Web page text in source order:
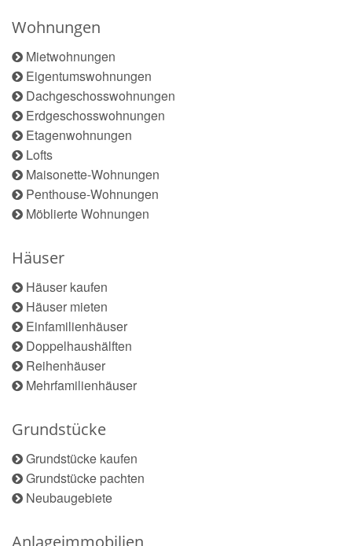
Wohnungen
Mietwohnungen
Eigentumswohnungen
Dachgeschosswohnungen
Erdgeschosswohnungen
Etagenwohnungen
Lofts
Maisonette-Wohnungen
Penthouse-Wohnungen
Möblierte Wohnungen
Häuser
Häuser kaufen
Häuser mieten
Einfamilienhäuser
Doppelhaushälften
Reihenhäuser
Mehrfamilienhäuser
Grundstücke
Grundstücke kaufen
Grundstücke pachten
Neubaugebiete
Anlageimmobilien